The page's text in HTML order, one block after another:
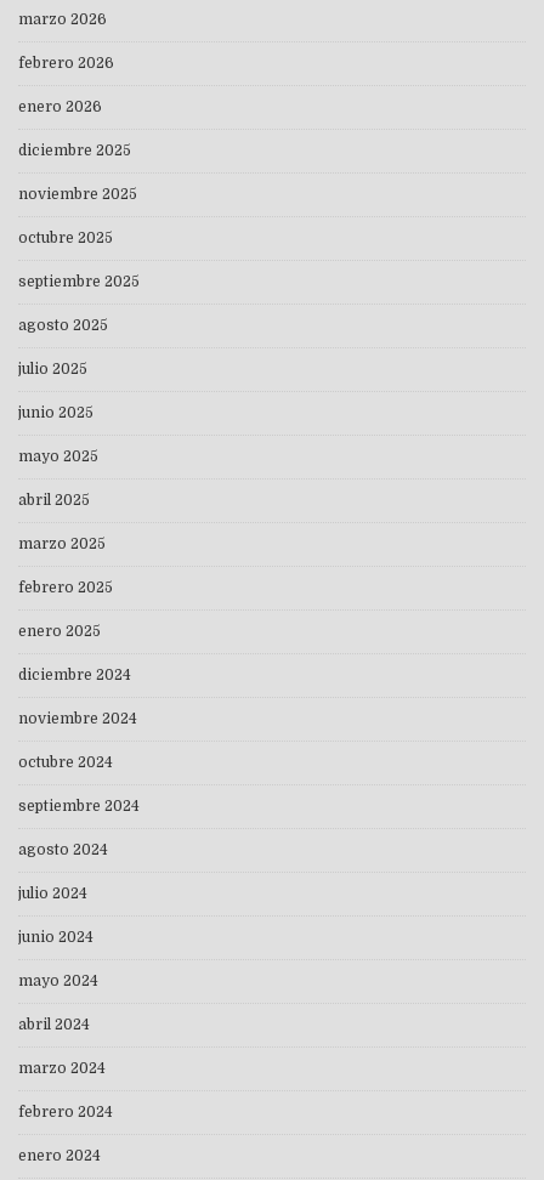
marzo 2026
febrero 2026
enero 2026
diciembre 2025
noviembre 2025
octubre 2025
septiembre 2025
agosto 2025
julio 2025
junio 2025
mayo 2025
abril 2025
marzo 2025
febrero 2025
enero 2025
diciembre 2024
noviembre 2024
octubre 2024
septiembre 2024
agosto 2024
julio 2024
junio 2024
mayo 2024
abril 2024
marzo 2024
febrero 2024
enero 2024